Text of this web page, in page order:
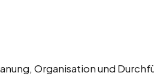
Organisation und